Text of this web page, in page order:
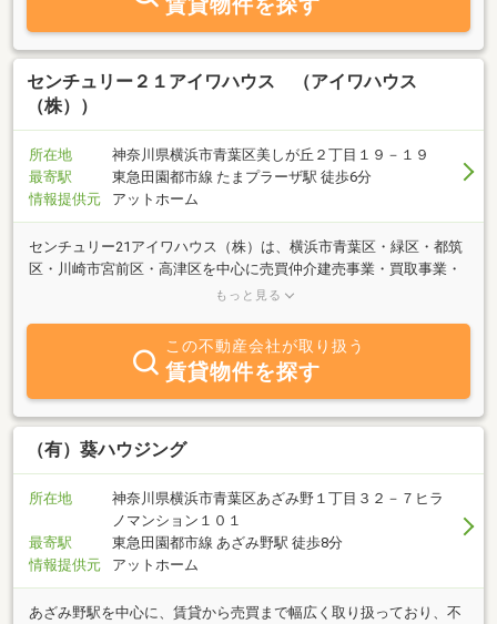
ップでお答えします。 収益不動産の売買・不動産の売却・購入まで
なんでもお任せください。 【弊社管理物件の入居者様へ】 お部屋や
手続きでお困りごとがございましたら、お気軽にご連絡ください。
弊社HPからお問い合わせフォームからも24時間問い合わせを受け付
けております。 ※営業開始後のお返事となります。
センチュリー２１アイワハウス （アイワハウス
（株））
所在地
神奈川県横浜市青葉区美しが丘２丁目１９－１９
最寄駅
東急田園都市線 たまプラーザ駅 徒歩6分
情報提供元
アットホーム
センチュリー21アイワハウス（株）は、横浜市青葉区・緑区・都筑
区・川崎市宮前区・高津区を中心に売買仲介建売事業・買取事業・
競売代行事業・賃貸仲介・賃貸管理・マンスリー事業を取扱う不動
望を、ご希望以上にご提案させて頂きます。地元に根付いた会社な
らではのオススメ情報、新規物件情報がございます。是非とも皆様
でお越し下さい。お客様専用駐車場、広いキッズルームをご利用下
さい。
もっと見る
この不動産会社が取り扱う
賃貸物件を探す
（有）葵ハウジング
所在地
神奈川県横浜市青葉区あざみ野１丁目３２－７ヒラ
ノマンション１０１
最寄駅
東急田園都市線 あざみ野駅 徒歩8分
情報提供元
アットホーム
あざみ野駅を中心に、賃貸から売買まで幅広く取り扱っており、不